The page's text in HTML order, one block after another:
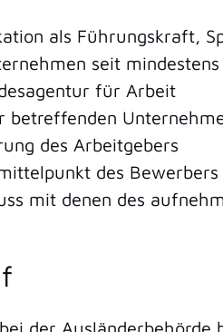
als Führungskraft,
seit
für Arbeit
des Arbeitgebers
des
mit denen des